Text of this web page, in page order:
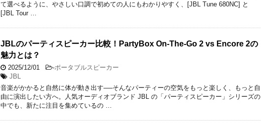
て選べるように、やさしい口調で初めての人にもわかりやすく、[JBL Tune 680NC] と
[JBL Tour …
JBLのパーティスピーカー比較！PartyBox On-The-Go 2 vs Encore 2の
魅力とは？
2025/12/01 -ポータブルスピーカー
JBL
音楽がかかると自然に体が動き出す──そんなパーティーの空気をもっと楽しく、もっと自
由に演出したい方へ。人気オーディオブランド JBL の「パーティスピーカー」シリーズの
中でも、新たに注目を集めているの …